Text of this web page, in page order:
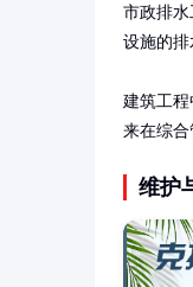
市政排
设施的排
建筑工
来在综合
维护